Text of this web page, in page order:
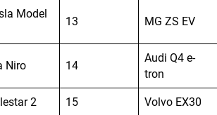
Model
13 MG ZS EV
Niro 14
Audi Q4 e-
tron
2 15 Volvo EX30